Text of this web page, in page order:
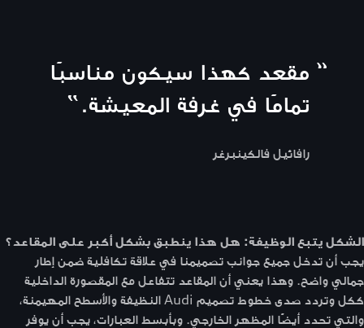
“ مقعد كهذا سيكون مناسبًا
تمامًا في غرفة المعيشة.”
رافائيل فالكينبرغر
الشكل يتبع الوظيفة: هل هذا ينطبق بشكل أكبر على المقاعد؟
يجب أن تدخل جميع جوانب تصميمنا في علاقة تكافلية ضمن إطار
جمالي واضح. وهذا يعني أن المقاعد تتفاعل مع المقصورة الداخلية
ككل وتردد صدى خطوط تصميم Audi النظيفة والأسطح المهيمنة،
والتي تحدد أيضًا المظهر الخارجي. وبأبسط العبارات، يجب أن يوفر